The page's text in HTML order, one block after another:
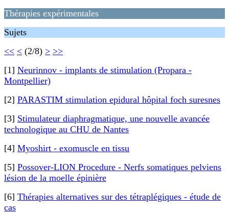
Thérapies expérimentales
Sujets
<< < (2/8) > >>
[1] Neurinnov - implants de stimulation (Propara -
Montpellier)
[2] PARASTIM stimulation epidural hôpital foch suresnes
[3] Stimulateur diaphragmatique, une nouvelle avancée
technologique au CHU de Nantes
[4] Myoshirt - exomuscle en tissu
[5] Possover-LION Procedure - Nerfs somatiques pelviens
lésion de la moelle épinière
[6] Thérapies alternatives sur des tétraplégiques - étude de
cas